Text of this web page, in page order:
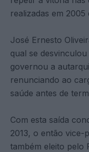
realizadas em
José Ernesto
qual se
governou a
renunciando ao
saúde antes de
Com esta saída
2013, o então vice-
também eleito pelo